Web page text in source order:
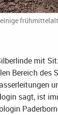
mit
Bereich des
sagt, ist